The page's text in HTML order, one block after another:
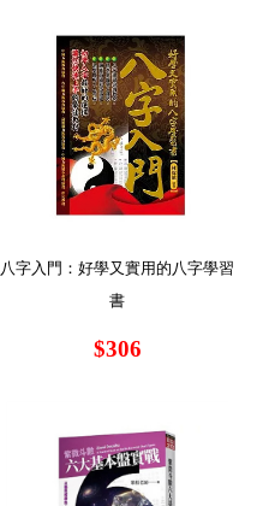
八字入門：好學又實用的八字學習
書
$306